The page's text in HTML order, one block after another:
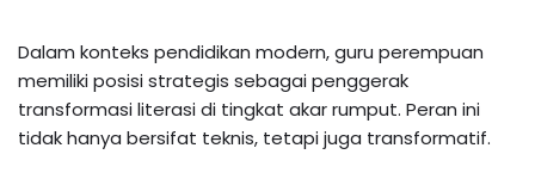
Dalam konteks pendidikan modern, guru perempuan
memiliki posisi strategis sebagai penggerak
transformasi literasi di tingkat akar rumput. Peran ini
tidak hanya bersifat teknis, tetapi juga transformatif.